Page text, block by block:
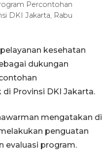
Percontohan
DKI Jakarta, Rabu
kesehatan
dukungan
Provinsi DKI Jakarta.
mengatakan di
penguatan
evaluasi program.